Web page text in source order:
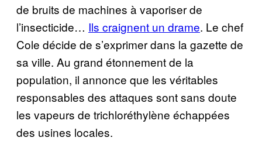
de bruits de machines à vaporiser de
l’insecticide… Ils craignent un drame. Le chef
Cole décide de s’exprimer dans la gazette de
sa ville. Au grand étonnement de la
population, il annonce que les véritables
responsables des attaques sont sans doute
les vapeurs de trichloréthylène échappées
des usines locales.